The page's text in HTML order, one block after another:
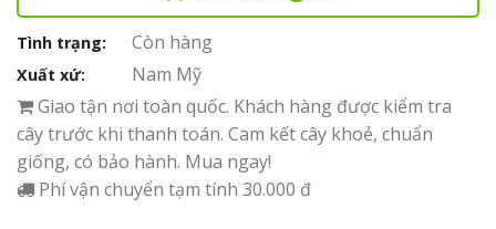
Tình trạng: Còn hàng
Xuất xứ:
Nam Mỹ
Giao tận nơi toàn quốc. Khách hàng được kiểm tra
cây trước khi thanh toán. Cam kết cây khoẻ, chuẩn
giống, có bảo hành. Mua ngay!
Phí vận chuyển tạm tính 30.000 đ